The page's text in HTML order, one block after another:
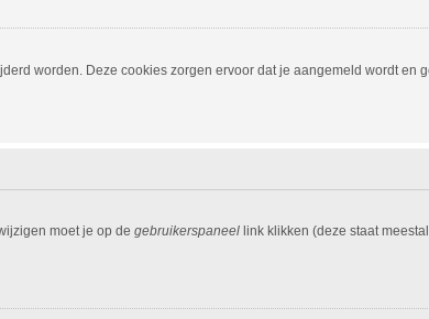
worden. Deze cookies zorgen ervoor dat je aangemeld wordt en
moet je op de gebruikerspaneellink klikken (deze staat